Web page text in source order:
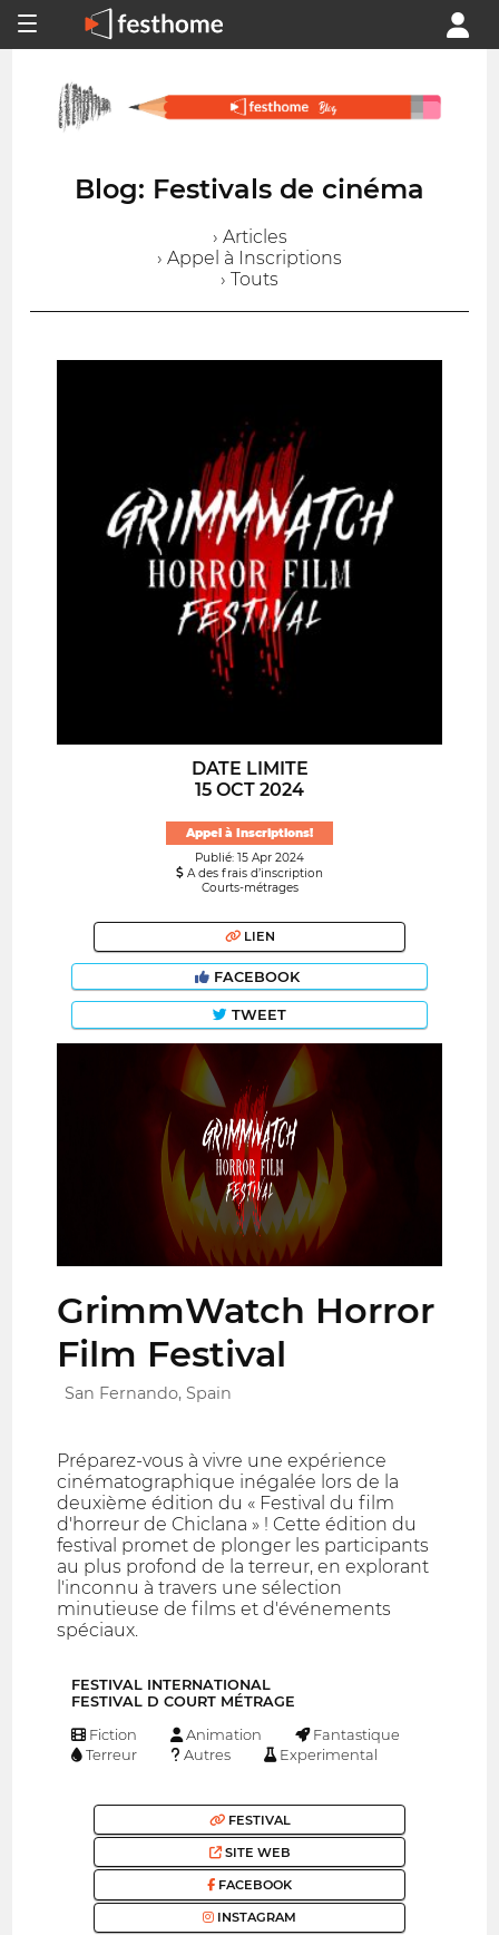
Blog: Festivals de cinéma
› Articles
› Appel à Inscriptions
› Touts
DATE LIMITE
15 OCT 2024
Appel à Inscriptions!
Publié: 15 Apr 2024
A des frais d’inscription
Courts-métrages
LIEN
FACEBOOK
TWEET
GrimmWatch Horror
Film Festival
San Fernando, Spain
Préparez-vous à vivre une expérience
cinématographique inégalée lors de la
deuxième édition du « Festival du film
d'horreur de Chiclana » ! Cette édition du
festival promet de plonger les participants
au plus profond de la terreur, en explorant
l'inconnu à travers une sélection
minutieuse de films et d'événements
spéciaux.
FESTIVAL INTERNATIONAL
FESTIVAL D COURT MÉTRAGE
Fiction Animation
Fantastique
Terreur
Autres Experimental
FESTIVAL
SITE WEB
FACEBOOK
INSTAGRAM